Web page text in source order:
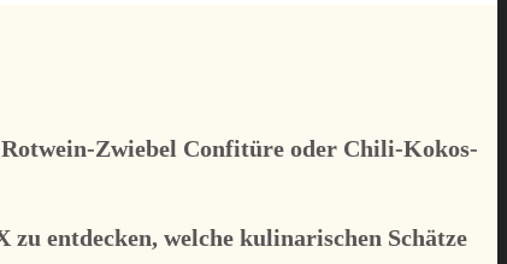
Zwiebel Confitüre oder Chili-Kokos-
zu entdecken, welche kulinarischen Schätze